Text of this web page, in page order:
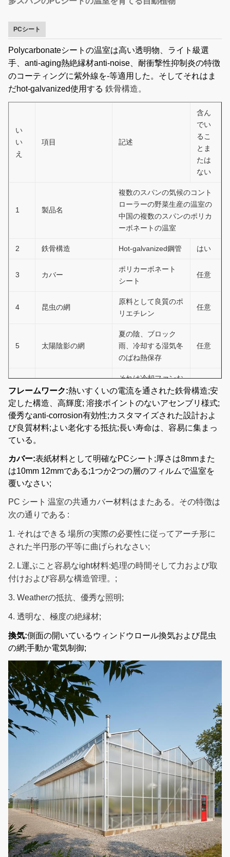
PCシート
Polycarbonateシートの温室は高い透明物、ライト級選
手、anti-aging熱絶縁材anti-noise、耐衝撃性抑制炎の特徴
のコーティングに紫外線を-等適用した。そしてそれはま
だhot-galvanized使用する 鉄骨構造。
い
い
え
項目 記述
含ん
でい
るこ
とま
たは
ない
1 製品名
複数のスパンの気候のコント
ローラーの野菜生産の温室の
中国の複数のスパンのポリカ
ーボネートの温室
2 鉄骨構造 Hot-galvanized鋼管 はい
3 カバー
ポリカーボネート
シート
任意
4 昆虫の網
原料として良質のポ
リエチレン
任意
5 太陽陰影の網
夏の陰、ブロック
雨、冷却する湿気冬
のばね熱保存
任意
6 冷却装置
それは冷却ファンお
よび冷却のパッドか
ら成っている
任意
7 暖房装置
熱湯暖房、熱気の暖
房、電気暖房
任意
8 換気装置
横窓および冷却ファ
任意
9
細流かんがいシス
テム
よび幅に従ってカス
任意
10
クラー システム
それは温室の長さお
タマイズすることが
任意
11
さい
容易自動軽い剥奪の
12 実生植物のベッド
13 水耕栽培
それは便利および現
14
Exteral&internalの
陰影システム
ギヤ棚は影で覆うシ
ステムを運転する。
任意
フレームワーク:熱いすくいの電流を通された鉄骨構造;安
定した構造、高輝度; 溶接ポイントのないアセンブリ様式;
優秀なanti-corrosion有効性;カスタマイズされた設計およ
び良質材料;よい老化する抵抗;長い寿命は、容易に集まっ
ている。
カバー:表紙材料として明確なPCシート;厚さは8mmまた
は10mm 12mmである;1つか2つの層のフィルムで温室を
覆いなさい;
PC シート 温室の共通カバー材料はまたある。その特徴は
次の通りである :
1. それはできる 場所の実際の必要性に従ってアーチ形に
された半円形の平等に曲げられなさい;
2. L運ぶこと容易なight材料:処理の時間そして力および取
付けおよび容易な構造管理。 ;
3. Weatherの抵抗、優秀な照明;
4. 透明な、極度の絶縁材;
換気:側面の開いているウィンドウロール換気および昆虫
の網;手動か電気制御;